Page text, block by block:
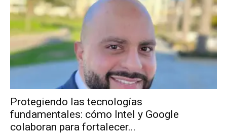
Protegiendo las tecnologías
fundamentales: cómo Intel y Google
colaboran para fortalecer...